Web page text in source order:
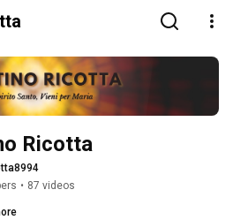
Ricotta
• 87 videos